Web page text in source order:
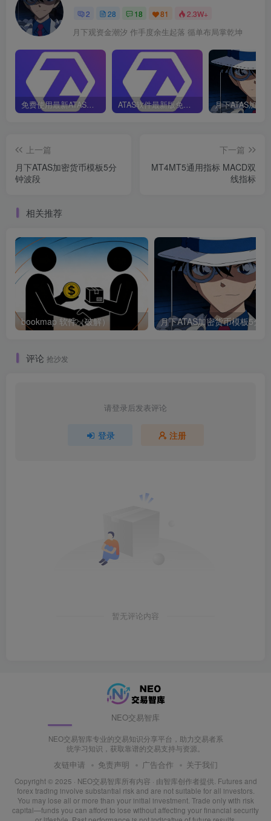
2 28 18 81 2.3W+
月下观资金潮汐 作手度余生起落 循单布局掌乾坤
免费使用最新ATAS，无限许可证流程 ATAS软件最新版免费使用教程
上一篇
月下ATAS加密货币模板5分
钟波段
下一篇
MT4MT5通用指标 MACD双
线指标
相关推荐
bookmap 软件（破解）
评论 抢沙发
请登录后发表评论
登录 注册
暂无评论内容
NEO交易智库
NEO交易智库专业的交易知识分享平台，助力交易者系
统学习知识，获取靠谱的交易支持与资源。
友链申请 免责声明 广告合作 关于我们
Copyright © 2025 · NEO交易智库所有内容 · 由智库创作者提供. Futures and
forex trading involve substantial risk and are not suitable for all investors.
You may lose all or more than your initial investment. Trade only with risk
capital—funds you can afford to lose without affecting your financial security